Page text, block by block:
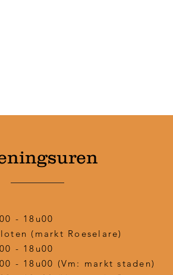
- 18u00
(markt Roeselare)
- 18u00
- 18u00 (Vm: markt staden)